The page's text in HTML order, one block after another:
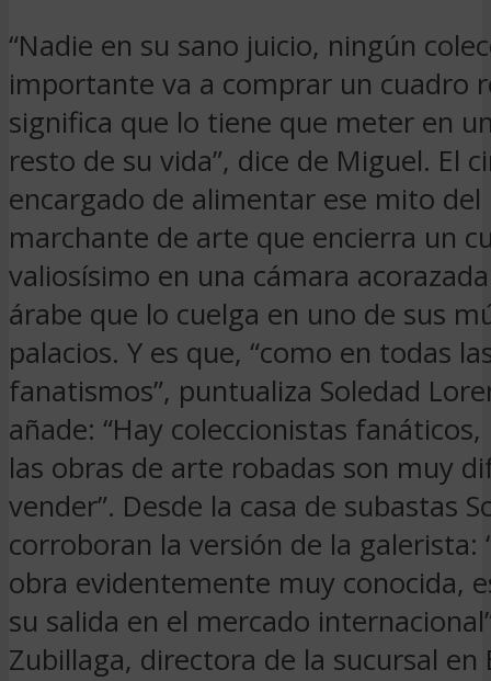
“Nadie en su sano juicio, ningún
importante va a comprar un cuadro
significa que lo tiene que meter en
resto de su vida”, dice de Miguel. El
encargado de alimentar ese mito del
marchante de arte que encierra un
valiosísimo en una cámara
árabe que lo cuelga en uno de sus
palacios. Y es que, “como en todas
fanatismos”, puntualiza Soledad
añade: “Hay coleccionistas
las obras de arte robadas son muy
vender”. Desde la casa de subastas
corroboran la versión de la galerista:
obra evidentemente muy conocida,
su salida en el mercado
Zubillaga, directora de la sucursal en